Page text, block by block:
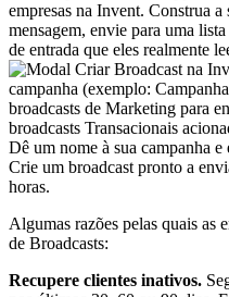
empresas na Invent. Construa a
mensagem, envie para uma
de entrada que eles realmente
Dê um nome à sua campanha
Crie um broadcast pronto a
horas.
Algumas razões pelas quais as
de Broadcasts:
Recupere clientes inativos.